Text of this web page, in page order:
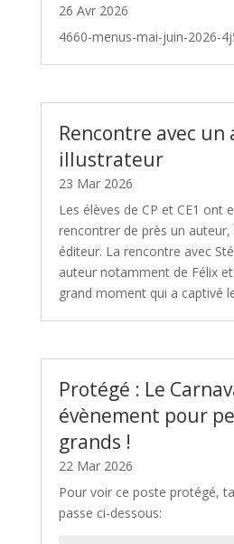
26 Avr 2026
4660-menus-mai-juin-2026-
Rencontre avec un
illustrateur
23 Mar 2026
Les élèves de CP et CE1 ont
rencontrer de près un
éditeur. La rencontre avec
auteur notamment de Félix
grand moment qui a captivé
Protégé : Le
évènement pour
grands !
22 Mar 2026
Pour voir ce poste protégé,
passe ci-dessous: